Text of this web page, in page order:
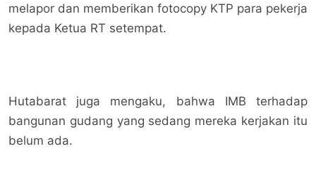
melapor dan memberikan fotocopy KTP para pekerja
kepada Ketua RT setempat.
Hutabarat juga mengaku, bahwa IMB terhadap
bangunan gudang yang sedang mereka kerjakan itu
belum ada.